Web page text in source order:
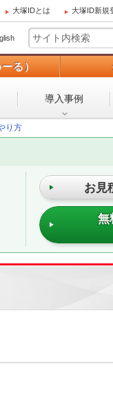
大塚IDとは 大塚ID新規
る）
導入事例
り方
お見
無